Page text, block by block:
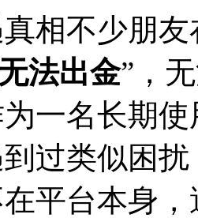
相不少朋
法出金”，
一名长期
过类似困
平台本身